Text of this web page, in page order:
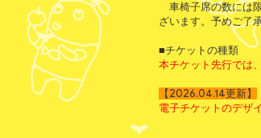
車椅子席の数には
ざいます。予めご了
■チケットの種類
本チケット先行では
【2026.04.14更新】
電子チケットのデザ